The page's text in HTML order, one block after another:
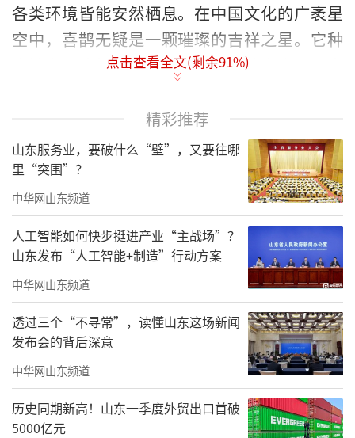
各类环境皆能安然栖息。在中国文化的广袤星
空中，喜鹊无疑是一颗璀璨的吉祥之星。它种
类繁多，诸如灰喜鹊、黑喜鹊等较为常见。喜
序曲，古人深信“喜鹊叫，好事到”，于是它
便化身传递佳音的祥瑞使者，承载着吉祥、幸
福与好运的美好寓意，深深烙印在人们的心
中。
《喜鹊登枝好运来》之一 108cmx200cm
点击查看全文(剩余91%)
精彩推荐
山东服务业，要破什么“壁”，又要往哪
里“突围”？
中华网山东频道
人工智能如何快步挺进产业“主战场”？
山东发布“人工智能+制造”行动方案
中华网山东频道
透过三个“不寻常”，读懂山东这场新闻
发布会的背后深意
中华网山东频道
历史同期新高！山东一季度外贸出口首破
5000亿元